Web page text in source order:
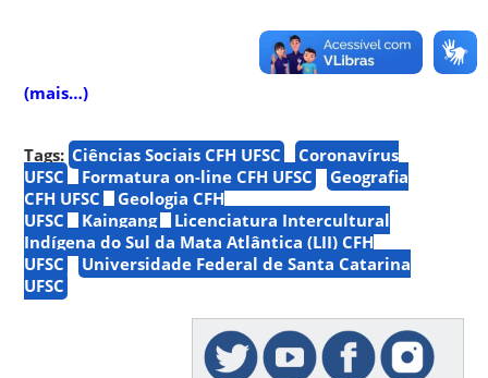
(mais…)
Tags: Ciências Sociais CFH UFSC
Coronavírus
UFSC
Formatura on-line CFH UFSC
Geografia
CFH UFSC
Geologia CFH
UFSC
Kaingang
Licenciatura Intercultural
Indígena do Sul da Mata Atlântica (LII) CFH
UFSC
Universidade Federal de Santa Catarina
UFSC